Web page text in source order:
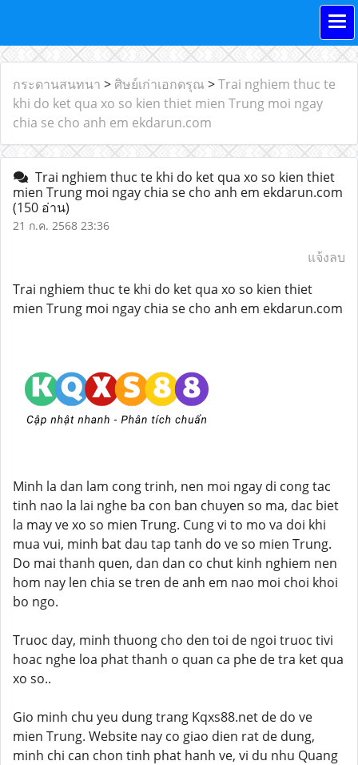
กระดานสนทนา > ศิษย์เก่าเอกดรุณ >Trai nghiem thuc te
khi do ket qua xo so kien thiet mien Trung moi ngay
chia se cho anh em ekdarun.com
Trai nghiem thuc te khi do ket qua xo so kien thiet
mien Trung moi ngay chia se cho anh em ekdarun.com
(150 อ่าน)
21 ก.ค. 2568 23:36
แจ้งลบ
Trai nghiem thuc te khi do ket qua xo so kien thiet
mien Trung moi ngay chia se cho anh em ekdarun.com
Minh la dan lam cong trinh, nen moi ngay di cong tac
tinh nao la lai nghe ba con ban chuyen so ma, dac biet
la may ve xo so mien Trung. Cung vi to mo va doi khi
mua vui, minh bat dau tap tanh do ve so mien Trung.
Do mai thanh quen, dan dan co chut kinh nghiem nen
hom nay len chia se tren de anh em nao moi choi khoi
bo ngo.
Truoc day, minh thuong cho den toi de ngoi truoc tivi
hoac nghe loa phat thanh o quan ca phe de tra ket qua
xo so..
Gio minh chu yeu dung trang Kqxs88.net de do ve
mien Trung. Website nay co giao dien rat de dung,
minh chi can chon tinh phat hanh ve, vi du nhu Quang